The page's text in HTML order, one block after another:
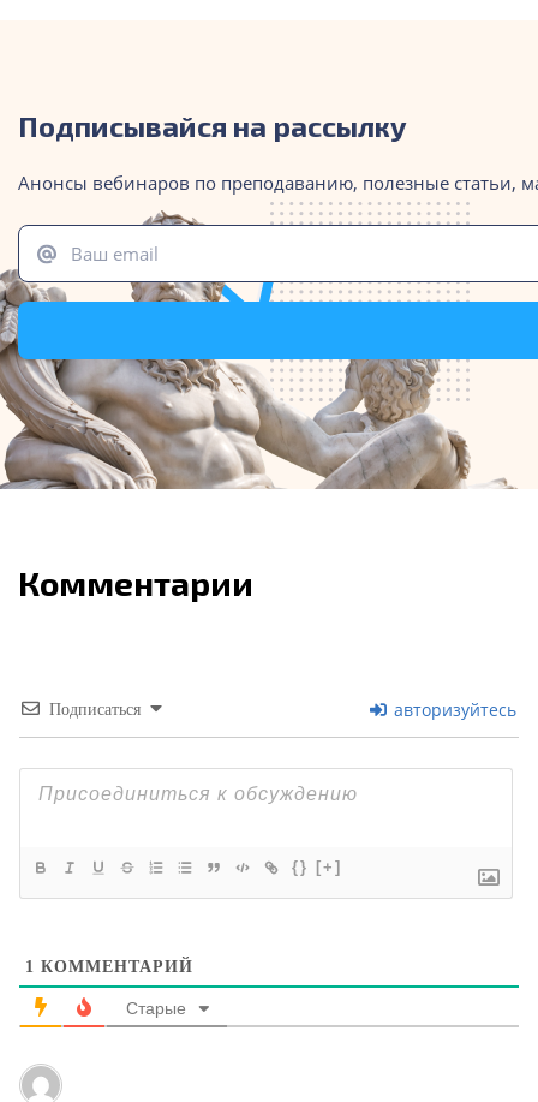
Подписывайся на рассылку
Анонсы вебинаров по преподаванию, полезные статьи,
Ваш email
Комментарии
Подписаться авторизуйтесь
{} [+]
1 КОММЕНТАРИЙ
Старые